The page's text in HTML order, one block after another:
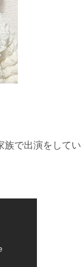
族で出演をして